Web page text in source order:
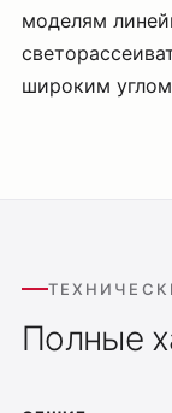
моделям
широким
Полные